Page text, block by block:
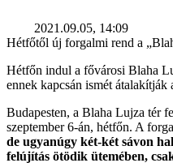
2021.09.05, 14:09
Hétfőtől új forgalmi rend a
Hétfőn indul a fővárosi Blaha
ennek kapcsán ismét átalakítják
Budapesten, a Blaha Lujza tér
szeptember 6-án, hétfőn. A
de ugyanúgy két-két sávon
felújítás ötödik ütemében,